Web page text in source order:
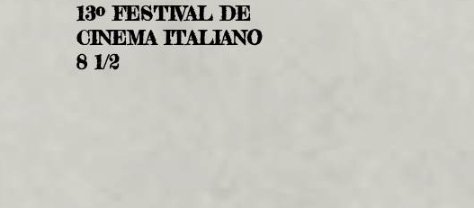
13º FESTIVAL DE
CINEMA ITALIANO
8 1/2